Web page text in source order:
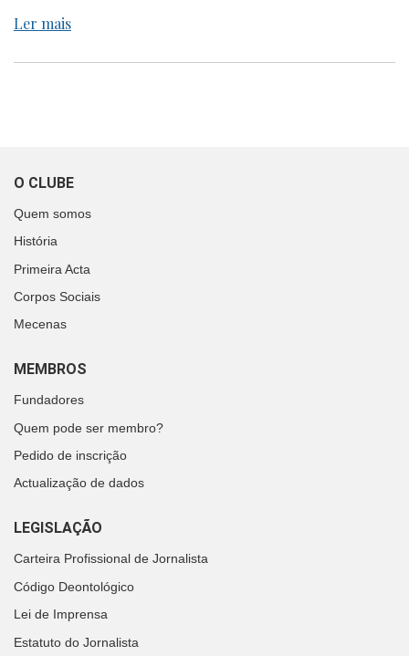
Ler mais
O CLUBE
Quem somos
História
Primeira Acta
Corpos Sociais
Mecenas
MEMBROS
Fundadores
Quem pode ser membro?
Pedido de inscrição
Actualização de dados
LEGISLAÇÃO
Carteira Profissional de Jornalista
Código Deontológico
Lei de Imprensa
Estatuto do Jornalista